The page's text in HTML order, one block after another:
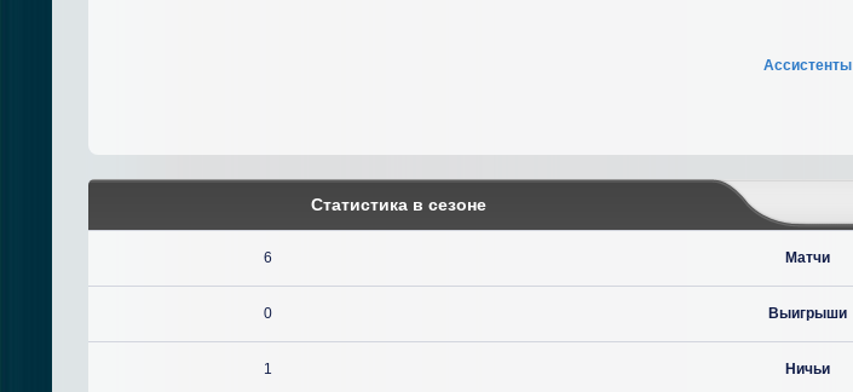
Ассистенты
Статистика в сезоне
6 Матчи
0 Выигрыши
1 Ничьи